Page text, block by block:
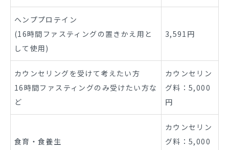
ヘンププロテイン
(16時間ファスティングの置きかえ用と
して使用)
3,591円
カウンセリングを受けて考えたい方
16時間ファスティングのみ受けたい方な
ど
カウンセリン
グ料：5,000
円
食育・食養生
カウンセリン
グ料：5,000